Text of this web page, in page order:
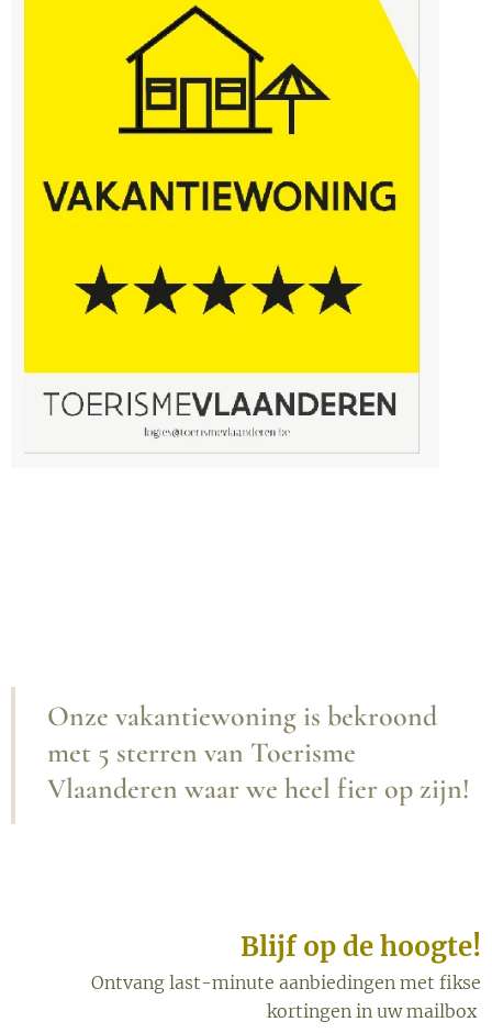
Onze vakantiewoning is bekroond
met 5 sterren van Toerisme
Vlaanderen waar we heel fier op zijn!
Blijf op de hoogte!
Ontvang last-minute aanbiedingen met fikse
kortingen in uw mailbox